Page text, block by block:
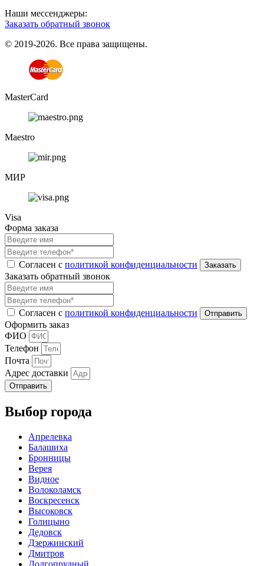
Наши мессенджеры:
Заказать обратный звонок
© 2019-2026. Все права защищены.
MasterCard
Maestro
МИР
Visa
Форма заказа
Согласен с политикой конфиденциальности
Заказать обратный звонок
Согласен с политикой конфиденциальности
Оформить заказ
ФИО
Телефон
Почта
Адрес доставки
Отправить
Выбор города
Апрелевка
Балашиха
Бронницы
Верея
Видное
Волоколамск
Воскресенск
Высоковск
Голицыно
Дедовск
Дзержинский
Дмитров